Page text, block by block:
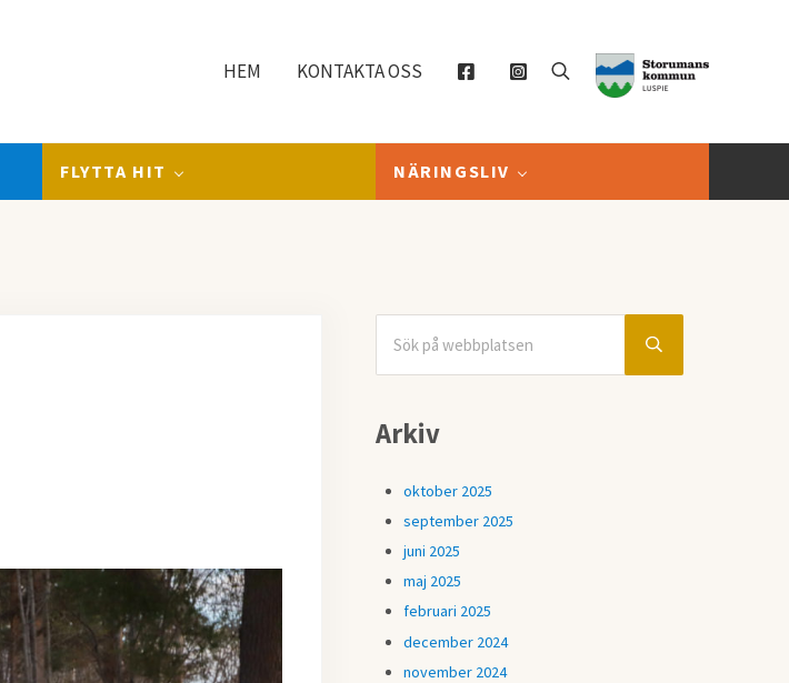
HEM KONTAKTA OSS Sök
FLYTTA HIT NÄRINGSLIV
Sidebar
Submit search
Arkiv
oktober 2025
september 2025
juni 2025
maj 2025
februari 2025
december 2024
november 2024